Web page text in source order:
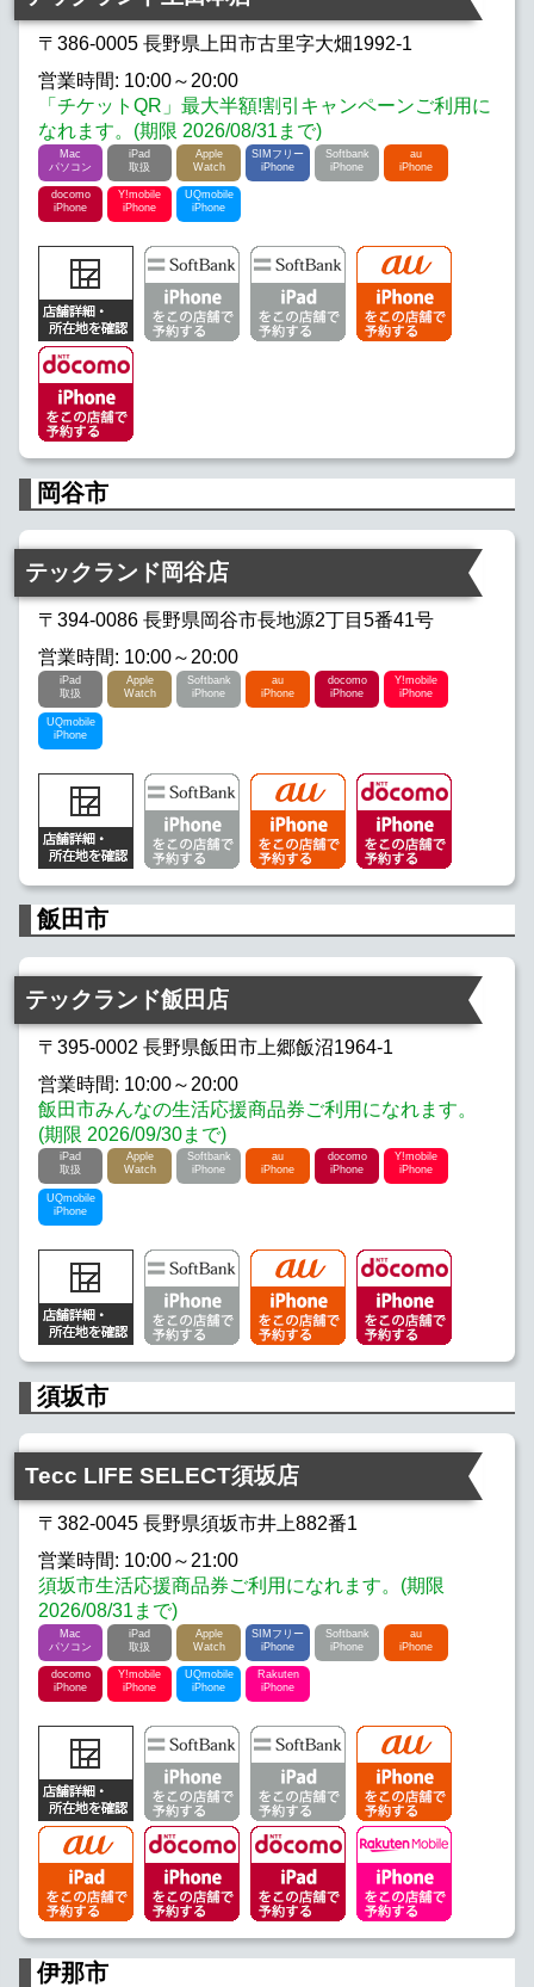
〒386-0005 長野県上田市古里字大畑1992-1
営業時間: 10:00～20:00
「チケットQR」最大半額!割引キャンペーンご利用に
なれます。(期限 2026/08/31まで)
Mac
パソコン
iPad
取扱
Apple
Watch
SIMフリー
iPhone
Softbank
iPhone
au
iPhone
docomo
iPhone
Y!mobile
iPhone
UQmobile
iPhone
岡谷市
テックランド岡谷店
〒394-0086 長野県岡谷市長地源2丁目5番41号
営業時間: 10:00～20:00
iPad
取扱
Apple
Watch
Softbank
iPhone
au
iPhone
docomo
iPhone
Y!mobile
iPhone
UQmobile
iPhone
飯田市
テックランド飯田店
〒395-0002 長野県飯田市上郷飯沼1964-1
営業時間: 10:00～20:00
飯田市みんなの生活応援商品券ご利用になれます。
(期限 2026/09/30まで)
iPad
取扱
Apple
Watch
Softbank
iPhone
au
iPhone
docomo
iPhone
Y!mobile
iPhone
UQmobile
iPhone
須坂市
Tecc LIFE SELECT須坂店
〒382-0045 長野県須坂市井上882番1
営業時間: 10:00～21:00
須坂市生活応援商品券ご利用になれます。(期限
2026/08/31まで)
Mac
パソコン
iPad
取扱
Apple
Watch
SIMフリー
iPhone
Softbank
iPhone
au
iPhone
docomo
iPhone
Y!mobile
iPhone
UQmobile
iPhone
Rakuten
iPhone
伊那市